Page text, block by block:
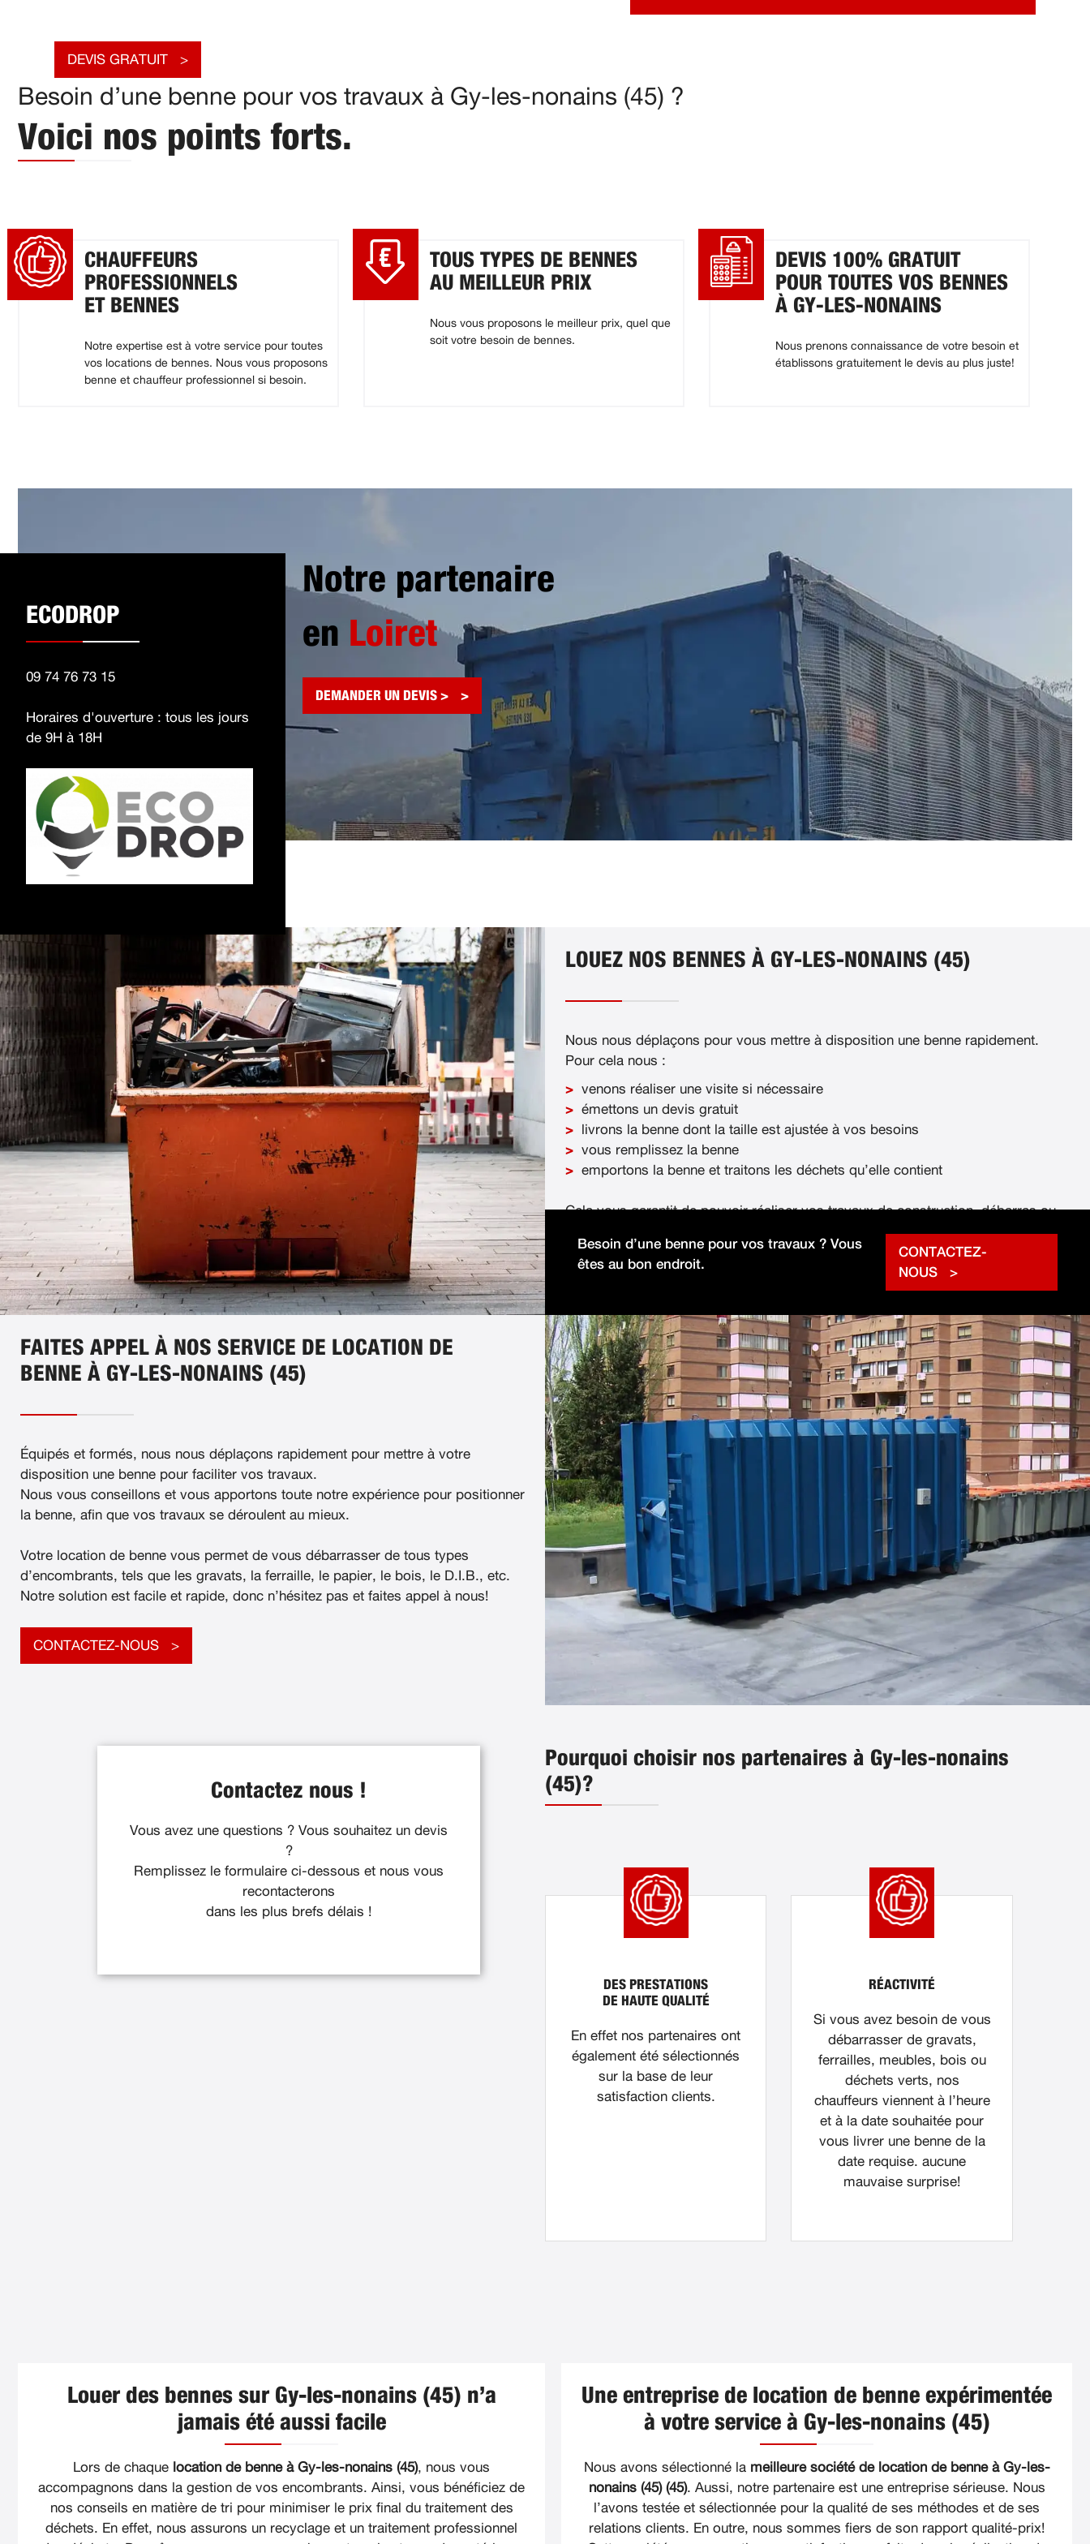
DEVIS GRATUIT
Besoin d’une benne pour vos travaux à Gy-les-nonains (45) ?
Voici nos points forts.
CHAUFFEURS
PROFESSIONNELS
ET BENNES
Notre expertise est à votre service pour toutes
vos locations de bennes. Nous vous proposons
benne et chauffeur professionnel si besoin.
TOUS TYPES DE BENNES
AU MEILLEUR PRIX
Nous vous proposons le meilleur prix, quel que
soit votre besoin de bennes.
DEVIS 100% GRATUIT
POUR TOUTES VOS BENNES
À GY-LES-NONAINS
Nous prenons connaissance de votre besoin et
établissons gratuitement le devis au plus juste!
ECODROP
09 74 76 73 15
Horaires d'ouverture : tous les jours
de 9H à 18H
Notre partenaire
en Loiret
DEMANDER UN DEVIS >
LOUEZ NOS BENNES À GY-LES-NONAINS (45)
Nous nous déplaçons pour vous mettre à disposition une benne rapidement.
Pour cela nous :
venons réaliser une visite si nécessaire
émettons un devis gratuit
livrons la benne dont la taille est ajustée à vos besoins
vous remplissez la benne
emportons la benne et traitons les déchets qu’elle contient
Cela vous garantit de pouvoir réaliser vos travaux de construction, débarras ou
Besoin d’une benne pour vos travaux ? Vous
êtes au bon endroit.
CONTACTEZ-
NOUS
FAITES APPEL À NOS SERVICE DE LOCATION DE
BENNE À GY-LES-NONAINS (45)
Équipés et formés, nous nous déplaçons rapidement pour mettre à votre
disposition une benne pour faciliter vos travaux.
Nous vous conseillons et vous apportons toute notre expérience pour positionner
la benne, afin que vos travaux se déroulent au mieux.
Votre location de benne vous permet de vous débarrasser de tous types
d’encombrants, tels que les gravats, la ferraille, le papier, le bois, le D.I.B., etc.
Notre solution est facile et rapide, donc n’hésitez pas et faites appel à nous!
CONTACTEZ-NOUS
Contactez nous !
Vous avez une questions ? Vous souhaitez un devis
?
Remplissez le formulaire ci-dessous et nous vous
recontacterons
dans les plus brefs délais !
Pourquoi choisir nos partenaires à Gy-les-nonains
(45)?
DES PRESTATIONS
DE HAUTE QUALITÉ
En effet nos partenaires ont
également été sélectionnés
sur la base de leur
satisfaction clients.
RÉACTIVITÉ
Si vous avez besoin de vous
débarrasser de gravats,
ferrailles, meubles, bois ou
déchets verts, nos
chauffeurs viennent à l’heure
et à la date souhaitée pour
vous livrer une benne de la
date requise. aucune
mauvaise surprise!
Louer des bennes sur Gy-les-nonains (45) n’a
jamais été aussi facile
Lors de chaque location de benne à Gy-les-nonains (45), nous vous
accompagnons dans la gestion de vos encombrants. Ainsi, vous bénéficiez de
nos conseils en matière de tri pour minimiser le prix final du traitement des
déchets. En effet, nous assurons un recyclage et un traitement professionnel
Une entreprise de location de benne expérimentée
à votre service à Gy-les-nonains (45)
Nous avons sélectionné la meilleure société de location de benne à Gy-les-
nonains (45) (45). Aussi, notre partenaire est une entreprise sérieuse. Nous
l’avons testée et sélectionnée pour la qualité de ses méthodes et de ses
relations clients. En outre, nous sommes fiers de son rapport qualité-prix!